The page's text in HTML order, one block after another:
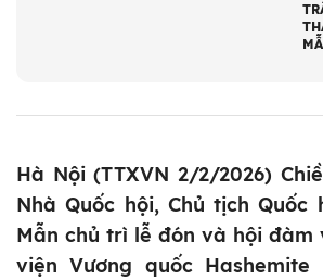
Hà Nội (TTXVN 2/2/2026)
Nhà Quốc hội, Chủ tịch Quốc
Mẫn chủ trì lễ đón và hội đàm
viện Vương quốc Hashemite